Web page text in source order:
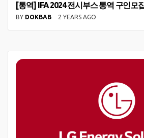
[통역] IFA 2024 전시부스 통역 구인모
BY DOKBAB 2 YEARS AGO